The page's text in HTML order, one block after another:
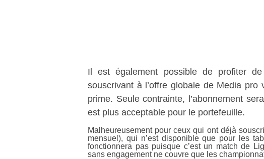
Il est également possible de profiter
souscrivant à l’offre globale de Media
prime. Seule contrainte, l’abonnement
est plus acceptable pour le portefeuille.
Malheureusement pour ceux qui ont déjà
mensuel), qui n’est disponible que pour les
fonctionnera pas puisque c’est un match de
sans engagement ne couvre que les